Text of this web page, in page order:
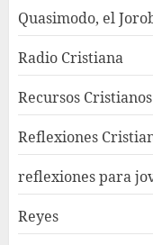
Quasimodo, el
Radio Cristiana
Recursos
Reflexiones
reflexiones para
Reyes